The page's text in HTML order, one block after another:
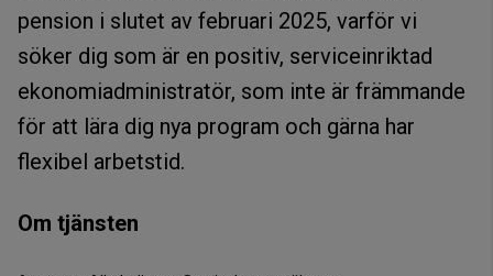
pension i slutet av februari 2025, varför vi
söker dig som är en positiv, serviceinriktad
ekonomiadministratör, som inte är främmande
för att lära dig nya program och gärna har
flexibel arbetstid.
Om tjänsten